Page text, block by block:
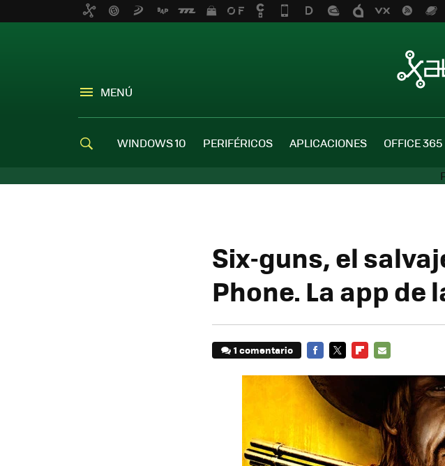
MENÚ
WINDOWS 10 PERIFÉRICOS APLICACIONES OFFICE 365
Six-guns, el
Phone. La app de
1 comentario